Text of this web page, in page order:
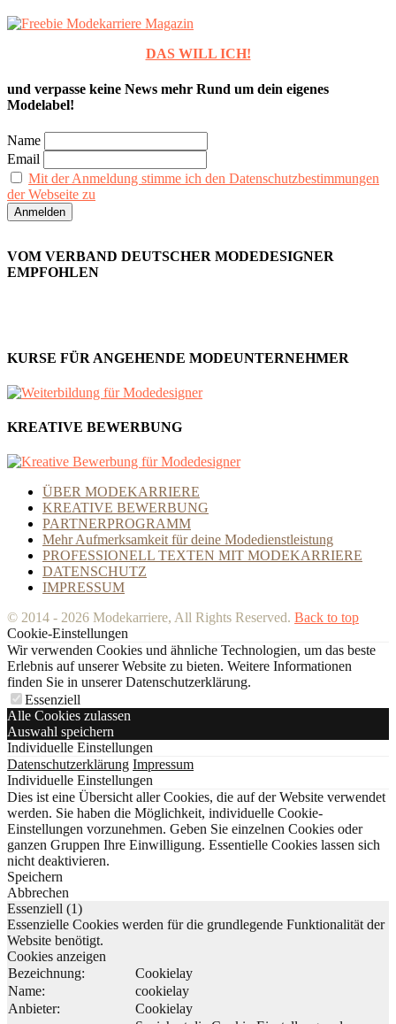
DAS WILL ICH!
und verpasse keine News mehr Rund um dein eigenes
Modelabel!
Name
Email
Mit der Anmeldung stimme ich den Datenschutzbestimmungen
der Webseite zu
VOM VERBAND DEUTSCHER MODEDESIGNER
EMPFOHLEN
KURSE FÜR ANGEHENDE MODEUNTERNEHMER
KREATIVE BEWERBUNG
ÜBER MODEKARRIERE
KREATIVE BEWERBUNG
PARTNERPROGRAMM
Mehr Aufmerksamkeit für deine Modedienstleistung
PROFESSIONELL TEXTEN MIT MODEKARRIERE
DATENSCHUTZ
IMPRESSUM
© 2014 - 2026 Modekarriere, All Rights Reserved. Back to top
Cookie-Einstellungen
Wir verwenden Cookies und ähnliche Technologien, um das beste
Erlebnis auf unserer Website zu bieten. Weitere Informationen
finden Sie in unserer Datenschutzerklärung.
Essenziell
Alle Cookies zulassen
Auswahl speichern
Individuelle Einstellungen
Datenschutzerklärung Impressum
Individuelle Einstellungen
Dies ist eine Übersicht aller Cookies, die auf der Website verwendet
werden. Sie haben die Möglichkeit, individuelle Cookie-
Einstellungen vorzunehmen. Geben Sie einzelnen Cookies oder
ganzen Gruppen Ihre Einwilligung. Essentielle Cookies lassen sich
nicht deaktivieren.
Speichern
Abbrechen
Essenziell (1)
Essenzielle Cookies werden für die grundlegende Funktionalität der
Website benötigt.
Cookies anzeigen
Bezeichnung:
Cookielay
Name:
cookielay
Anbieter:
Cookielay